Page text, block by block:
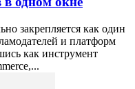
закрепляется как один
и платформ
как инструмент